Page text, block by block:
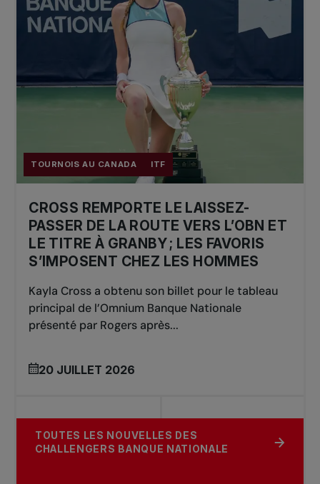
2016
Simple: Daniel Evans (GBR)
Double: James CERRATANI (USA) / Max
SCHNUR (USA)
Simple: John-Patrick SMITH (AUS)
Double: Philip BESTER (CAN) / Chris GUCCIONE
TOURNOIS AU CANADA ITF
CROSS REMPORTE LE LAISSEZ-
PASSER DE LA ROUTE VERS L’OBN ET
LE TITRE À GRANBY ; LES FAVORIS
S’IMPOSENT CHEZ LES HOMMES
Kayla Cross a obtenu son billet pour le tableau
principal de l’Omnium Banque Nationale
présenté par Rogers après...
20 JUILLET 2026
TOUTES LES NOUVELLES DES
CHALLENGERS BANQUE NATIONALE